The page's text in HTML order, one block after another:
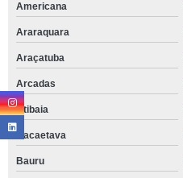
Americana
Araraquara
Araçatuba
Arcadas
Atibaia
Bacaetava
Bauru